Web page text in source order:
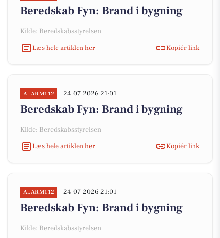
Beredskab Fyn: Brand i bygning
Kilde: Beredskabsstyrelsen
Læs hele artiklen her
Kopiér link
ALARM112 24-07-2026 21:01
Beredskab Fyn: Brand i bygning
Kilde: Beredskabsstyrelsen
Læs hele artiklen her
Kopiér link
ALARM112 24-07-2026 21:01
Beredskab Fyn: Brand i bygning
Kilde: Beredskabsstyrelsen